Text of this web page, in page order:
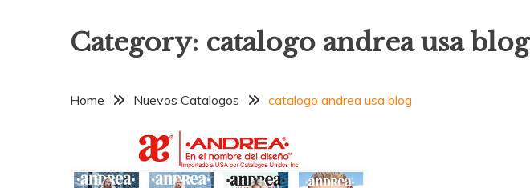
Category: catalogo andrea usa blog
Home Nuevos Catalogos catalogo andrea usa blog